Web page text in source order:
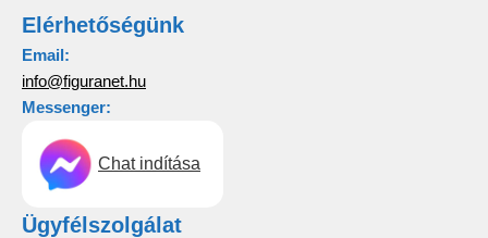
Elérhetőségünk
Email:
info@figuranet.hu
Messenger:
Chat indítása
Ügyfélszolgálat